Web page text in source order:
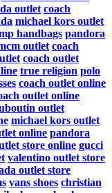
outlet coach
michael kors outlet
handbags pandora
outlet coach
coach outlet
true religion polo
coach outlet online
outlet online
outlet
michael kors outlet
online pandora
store online gucci
valentino outlet store
outlet store
vans shoes christian